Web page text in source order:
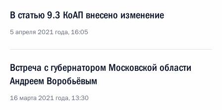
В статью 9.3 КоАП внесено изменение
5 апреля 2021 года, 16:05
Встреча с губернатором Московской области
Андреем Воробьёвым
16 марта 2021 года, 13:30